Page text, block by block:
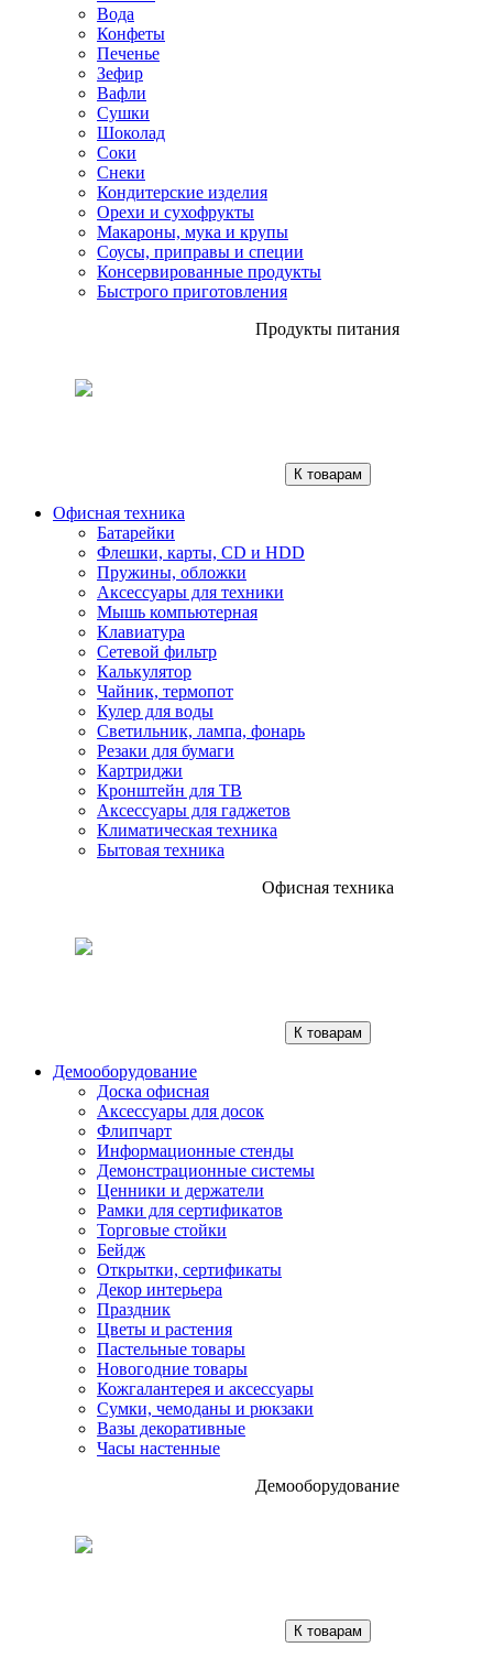
Вода
Конфеты
Печенье
Зефир
Вафли
Сушки
Шоколад
Соки
Снеки
Кондитерские изделия
Орехи и сухофрукты
Макароны, мука и крупы
Соусы, приправы и специи
Консервированные продукты
Быстрого приготовления
Продукты питания
К товарам
Офисная техника
Батарейки
Флешки, карты, CD и HDD
Пружины, обложки
Аксессуары для техники
Мышь компьютерная
Клавиатура
Сетевой фильтр
Калькулятор
Чайник, термопот
Кулер для воды
Светильник, лампа, фонарь
Резаки для бумаги
Картриджи
Кронштейн для ТВ
Аксессуары для гаджетов
Климатическая техника
Бытовая техника
Офисная техника
К товарам
Демооборудование
Доска офисная
Аксессуары для досок
Флипчарт
Информационные стенды
Демонстрационные системы
Ценники и держатели
Рамки для сертификатов
Торговые стойки
Бейдж
Открытки, сертификаты
Декор интерьера
Праздник
Цветы и растения
Пастельные товары
Новогодние товары
Кожгалантерея и аксессуары
Сумки, чемоданы и рюкзаки
Вазы декоративные
Часы настенные
Демооборудование
К товарам